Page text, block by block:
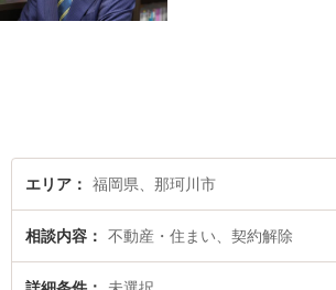
テラス利用可】
エリア 福岡県、那珂川市
相談内容 不動産・住まい、契約解除